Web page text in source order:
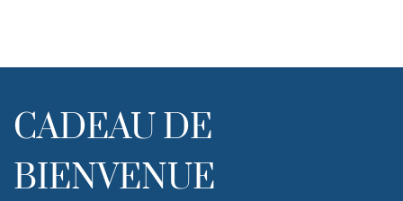
CADEAU DE
BIENVENUE